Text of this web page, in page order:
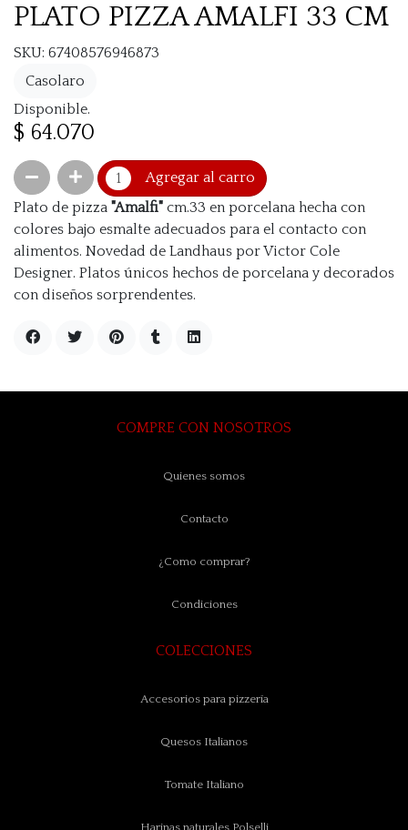
PLATO PIZZA AMALFI 33 CM
SKU: 67408576946873
Casolaro
Disponible.
$ 64.070
Agregar al carro
Plato de pizza "Amalfi" cm.33 en porcelana hecha con
colores bajo esmalte adecuados para el contacto con
alimentos. Novedad de Landhaus por Victor Cole
Designer. Platos únicos hechos de porcelana y decorados
con diseños sorprendentes.
COMPRE CON NOSOTROS
Quienes somos
Contacto
¿Como comprar?
Condiciones
COLECCIONES
Accesorios para pizzería
Quesos Italianos
Tomate Italiano
Harinas naturales Polselli